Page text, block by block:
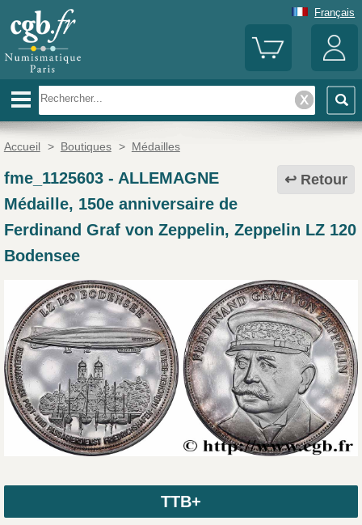
Français
Accueil > Boutiques > Médailles
Retour
fme_1125603- ALLEMAGNE
Médaille, 150e anniversaire de
Ferdinand Graf von Zeppelin, Zeppelin LZ 120
Bodensee
TTB+